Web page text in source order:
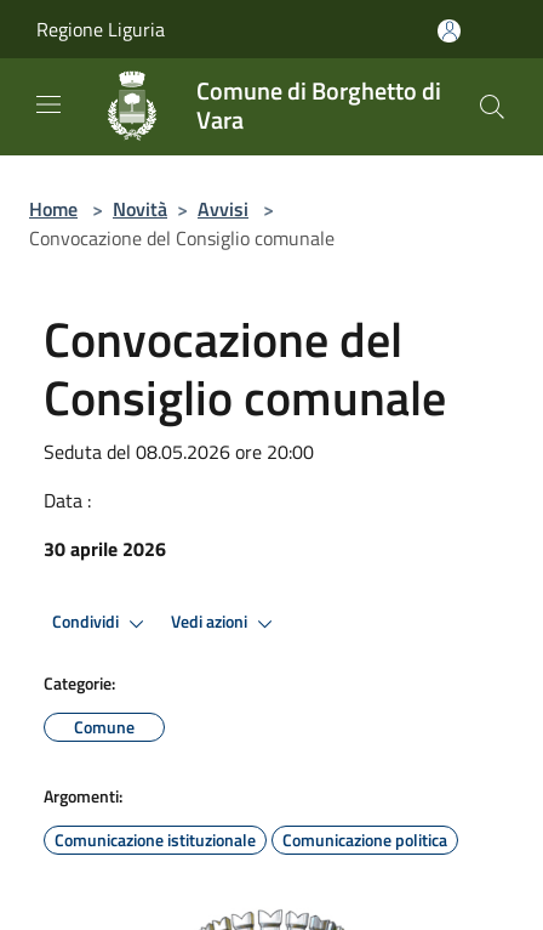
Regione Liguria
Comune di Borghetto di
Vara
Home > Novità > Avvisi >
Convocazione del Consiglio comunale
Convocazione del
Consiglio comunale
Seduta del 08.05.2026 ore 20:00
Data :
30 aprile 2026
Condividi Vedi azioni
Categorie:
Comune
Argomenti:
Comunicazione istituzionale
Comunicazione politica